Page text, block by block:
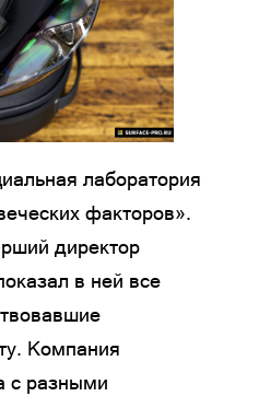
лаборатория
факторов».
директор
в ней все
Компания
с разными